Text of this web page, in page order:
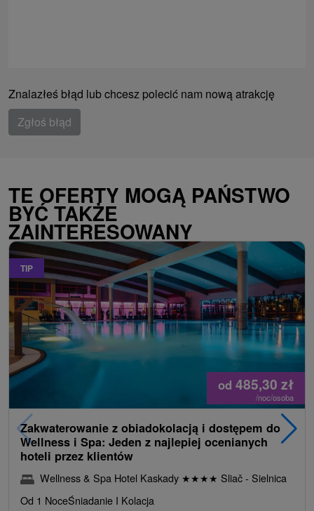
Znalazłeś błąd lub chcesz polecić nam nową atrakcję
Zgłoś błąd
TE OFERTY MOGĄ PAŃSTWO
BYĆ TAKŻE
ZAINTERESOWANY
TIP
od 485,30 zł
/noc/osoba
Zakwaterowanie z obiadokolacją i dostępem do
Wellness i Spa: Jeden z najlepiej ocenianych
hoteli przez klientów
Wellness & Spa Hotel Kaskady ★★★★ Sliač - Sielnica
Od 1 NoceŚniadanie I Kolacja